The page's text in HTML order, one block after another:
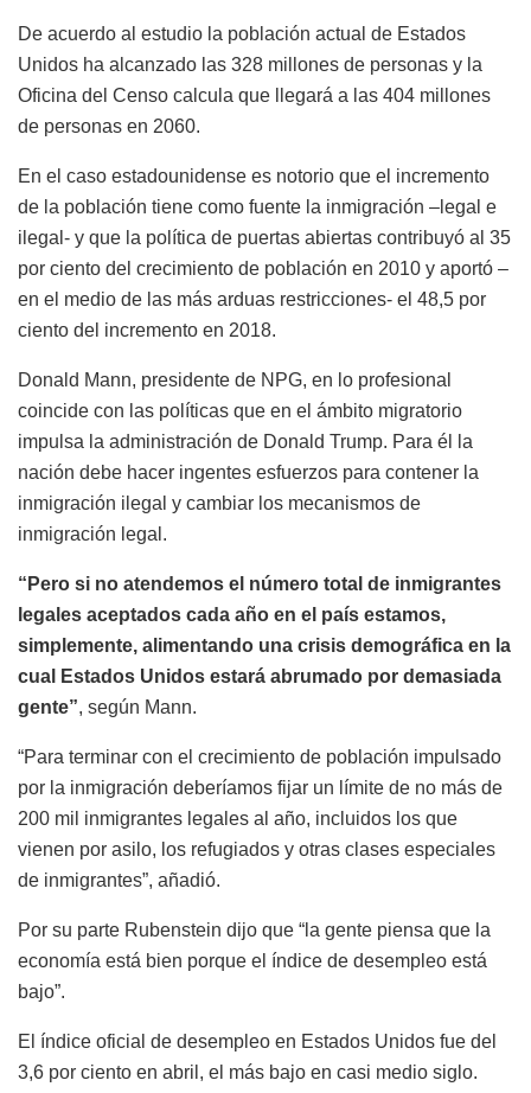
De acuerdo al estudio la población actual de Estados
Unidos ha alcanzado las 328 millones de personas y la
Oficina del Censo calcula que llegará a las 404 millones
de personas en 2060.
En el caso estadounidense es notorio que el incremento
de la población tiene como fuente la inmigración –legal e
ilegal- y que la política de puertas abiertas contribuyó al 35
por ciento del crecimiento de población en 2010 y aportó –
en el medio de las más arduas restricciones- el 48,5 por
ciento del incremento en 2018.
Donald Mann, presidente de NPG, en lo profesional
coincide con las políticas que en el ámbito migratorio
impulsa la administración de Donald Trump. Para él la
nación debe hacer ingentes esfuerzos para contener la
inmigración ilegal y cambiar los mecanismos de
inmigración legal.
“Pero si no atendemos el número total de inmigrantes
legales aceptados cada año en el país estamos,
simplemente, alimentando una crisis demográfica en la
cual Estados Unidos estará abrumado por demasiada
gente”, según Mann.
“Para terminar con el crecimiento de población impulsado
por la inmigración deberíamos fijar un límite de no más de
200 mil inmigrantes legales al año, incluidos los que
vienen por asilo, los refugiados y otras clases especiales
de inmigrantes”, añadió.
Por su parte Rubenstein dijo que “la gente piensa que la
economía está bien porque el índice de desempleo está
bajo”.
El índice oficial de desempleo en Estados Unidos fue del
3,6 por ciento en abril, el más bajo en casi medio siglo.